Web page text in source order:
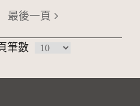
最後一頁
筆數